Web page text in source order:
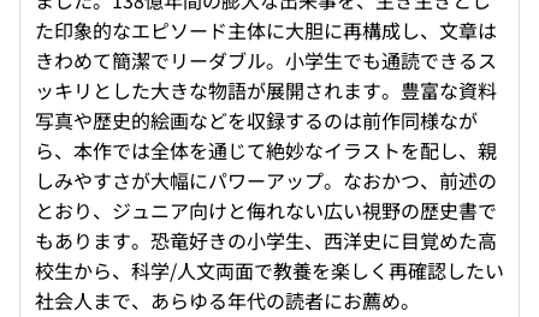
た印象的なエピソード主体に大胆に再構成し、文章は
きわめて簡潔でリーダブル。小学生でも通読できるス
ッキリとした大きな物語が展開されます。豊富な資料
写真や歴史的絵画などを収録するのは前作同様なが
ら、本作では全体を通じて絶妙なイラストを配し、親
しみやすさが大幅にパワーアップ。なおかつ、前述の
とおり、ジュニア向けと侮れない広い視野の歴史書で
もあります。恐竜好きの小学生、西洋史に目覚めた高
校生から、科学/人文両面で教養を楽しく再確認したい
社会人まで、あらゆる年代の読者にお薦め。